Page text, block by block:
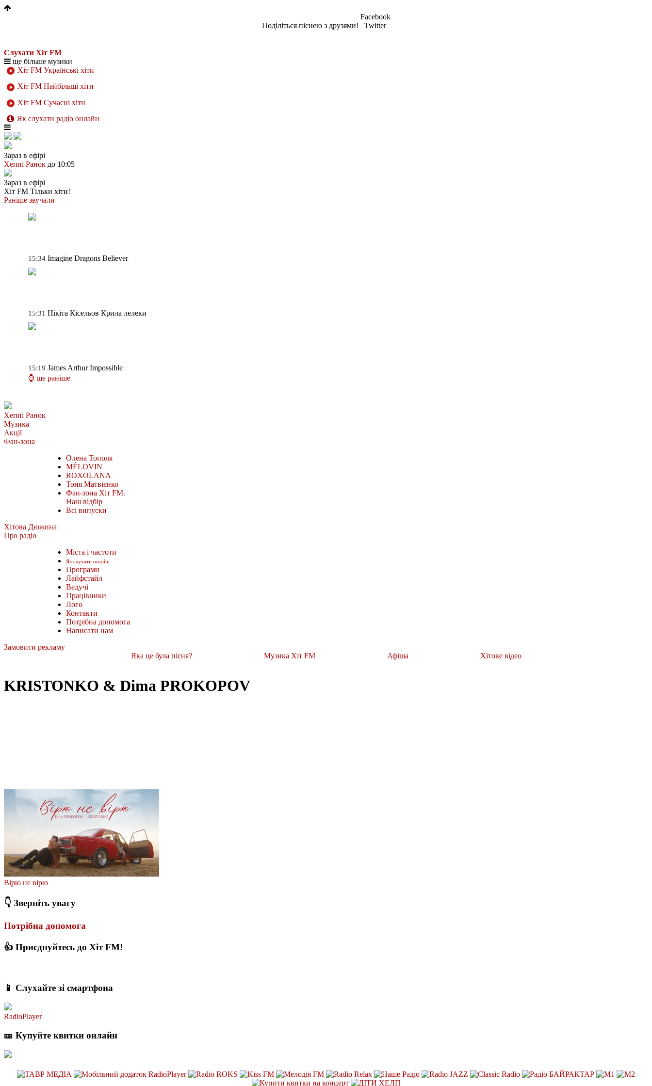
Поділіться піснею з друзями!
Facebook
Twitter
Слухати Хіт FM
ще більше музики
Хіт FM Українські хіти
Хіт FM Найбільші хіти
Хіт FM Сучасні хіти
Як слухати радіо онлайн
Зараз в ефірі
Хеппі Ранок до 10:05
Зараз в ефірі
Хіт FM Тільки хіти!
Раніше звучали
15:34 Imagine Dragons Believer
15:31 Нікіта Кісельов Крила лелеки
15:19 James Arthur Impossible
⌚ ще раніше
Хеппі Ранок
Музика
Акції
Фан-зона
Олена Тополя
MÉLOVIN
ROXOLANA
Тоня Матвієнко
Фан-зона Хіт FM.
Наш відбір
Всі випуски
Хітова Дюжина
Про радіо
Міста і частоти
Як слухати онлайн
Програми
Лайфстайл
Ведучі
Працівники
Лого
Контакти
Потрібна допомога
Написати нам
Замовити рекламу
Яка це була пісня?
Музика Хіт FM Афіша Хітове відео
KRISTONKO & Dima PROKOPOV
Вірю не вірю
👇 Зверніть увагу
Потрібна допомога
👍 Приєднуйтесь до Хіт FM!
📱 Слухайте зі смартфона
RadioPlayer
🎫 Купуйте квитки онлайн